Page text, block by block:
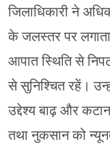
जिलाधिकारी ने
के जलस्तर पर
आपात स्थिति से
से सुनिश्चित रहें।
उद्देश्य बाढ़ और
तथा नुकसान को